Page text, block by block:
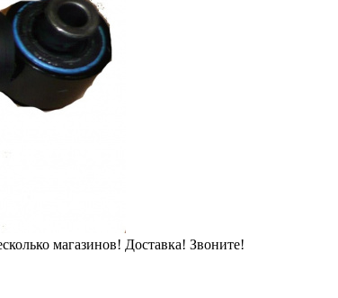
магазинов! Доставка! Звоните!